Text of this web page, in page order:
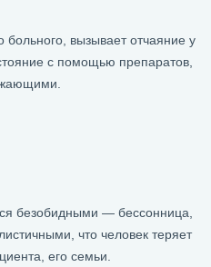
больного, вызывает отчаяние у
с помощью препаратов,
безобидными — бессонница,
что человек теряет
его семьи.